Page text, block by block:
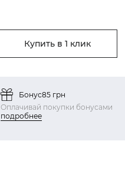
Купить в 1 клик
Бонус85 грн
Оплачивай покупки бонусами
подробнее